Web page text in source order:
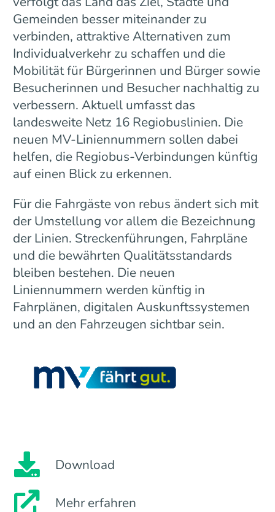
Gemeinden besser miteinander zu
verbinden, attraktive Alternativen zum
Individualverkehr zu schaffen und die
Mobilität für Bürgerinnen und Bürger sowie
Besucherinnen und Besucher nachhaltig zu
verbessern. Aktuell umfasst das
landesweite Netz 16 Regiobuslinien. Die
neuen MV-Liniennummern sollen dabei
helfen, die Regiobus-Verbindungen künftig
auf einen Blick zu erkennen.
Für die Fahrgäste von rebus ändert sich mit
der Umstellung vor allem die Bezeichnung
der Linien. Streckenführungen, Fahrpläne
und die bewährten Qualitätsstandards
bleiben bestehen. Die neuen
Liniennummern werden künftig in
Fahrplänen, digitalen Auskunftssystemen
und an den Fahrzeugen sichtbar sein.
Download
Mehr erfahren